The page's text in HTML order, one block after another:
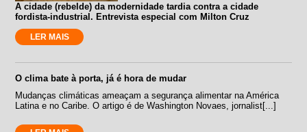
A cidade (rebelde) da modernidade tardia contra a cidade
fordista-industrial. Entrevista especial com Milton Cruz
LER MAIS
O clima bate à porta, já é hora de mudar
Mudanças climáticas ameaçam a segurança alimentar na América
Latina e no Caribe. O artigo é de Washington Novaes, jornalist[...]